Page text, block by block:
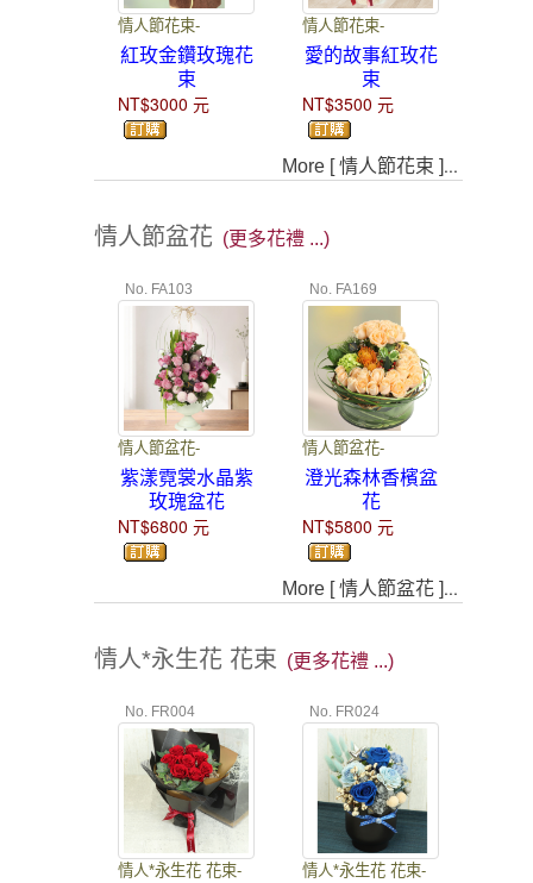
情人節花束-
紅玫金鑽玫瑰花
束
NT$3000 元
情人節花束-
愛的故事紅玫花
束
NT$3500 元
More [ 情人節花束 ]...
情人節盆花 (更多花禮 ...)
No. FA103
情人節盆花-
紫漾霓裳水晶紫
玫瑰盆花
NT$6800 元
No. FA169
情人節盆花-
澄光森林香檳盆
花
NT$5800 元
More [ 情人節盆花 ]...
情人*永生花 花束 (更多花禮 ...)
No. FR004
情人*永生花 花束-
No. FR024
情人*永生花 花束-